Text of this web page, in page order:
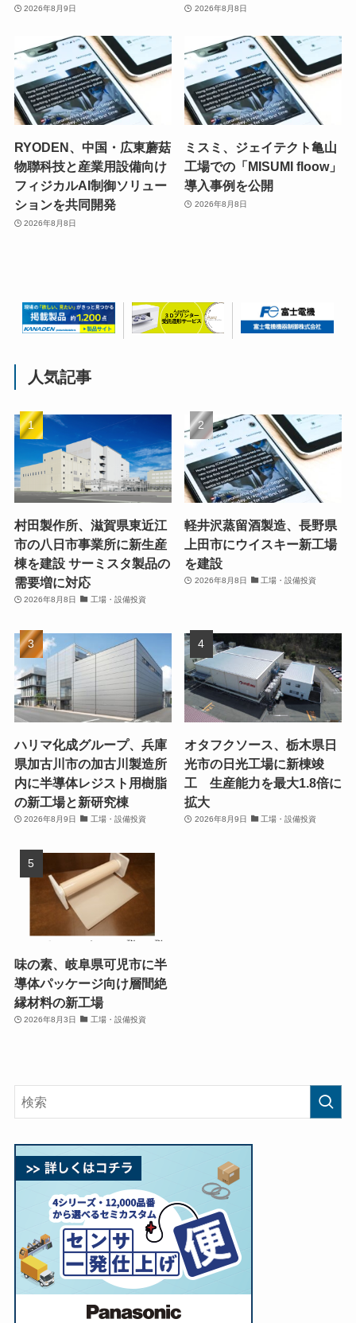
2026年8月9日 2026年8月8日
RYODEN、中国・広東蘑菇
物聯科技と産業用設備向け
フィジカルAI制御ソリュー
ションを共同開発
2026年8月8日
ミスミ、ジェイテクト亀山
工場での「MISUMI floow」
導入事例を公開
2026年8月8日
人気記事
村田製作所、滋賀県東近江
市の八日市事業所に新生産
棟を建設 サーミスタ製品の
需要増に対応
2026年8月8日 工場・設備投資
軽井沢蒸留酒製造、長野県
上田市にウイスキー新工場
を建設
2026年8月8日 工場・設備投資
ハリマ化成グループ、兵庫
県加古川市の加古川製造所
内に半導体レジスト用樹脂
の新工場と新研究棟
2026年8月9日 工場・設備投資
オタフクソース、栃木県日
光市の日光工場に新棟竣
工 生産能力を最大1.8倍に
拡大
2026年8月9日 工場・設備投資
味の素、岐阜県可児市に半
導体パッケージ向け層間絶
縁材料の新工場
2026年8月3日 工場・設備投資